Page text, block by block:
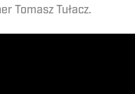
Tomasz Tułacz.